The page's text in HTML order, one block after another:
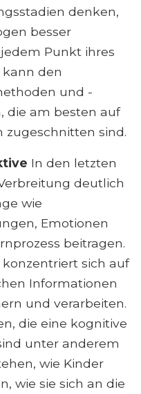
denken,
besser
Punkt ihres
den
und -
die am besten auf
sind.
In den letzten
deutlich
wie
Emotionen
beitragen.
sich auf
Informationen
und verarbeiten.
die eine kognitive
unter anderem
wie Kinder
wie sie sich an die